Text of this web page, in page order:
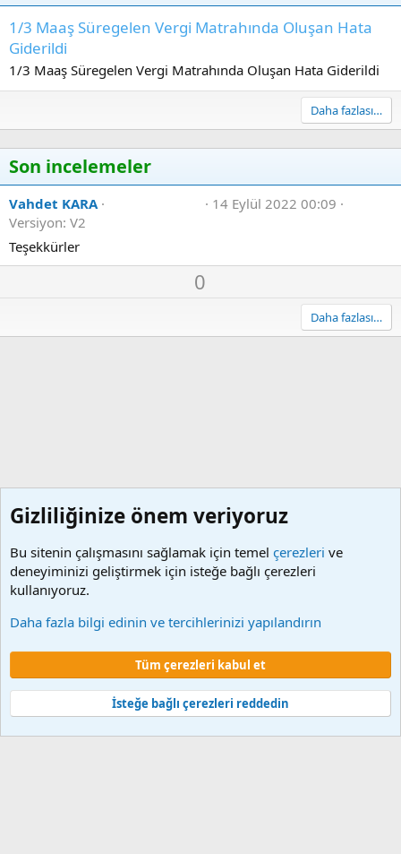
1/3 Maaş Süregelen Vergi Matrahında Oluşan Hata
Giderildi
1/3 Maaş Süregelen Vergi Matrahında Oluşan Hata Giderildi
Daha fazlası…
Son incelemeler
Vahdet KARA 5
ı
l
14 Eylül 2022 00:09
Versiyon: V2
Teşekkürler
O
a
0
n
Daha fazlası…
Çerezler
Şartlar ve kurallar
Gizlilik politikası Yardım Ana sayfa
Community platform by XenForo © 2010-2024 XenForo Ltd.
Türkçe yama 🇹🇷 [XGT] Yazılım ve web hizmetleri 2014-2024
Gizliliğinize önem veriyoruz
Bu sitenin çalışmasını sağlamak için temel çerezleri ve
deneyiminizi geliştirmek için isteğe bağlı çerezleri
kullanıyoruz.
Daha fazla bilgi edinin ve tercihlerinizi yapılandırın
Tüm çerezleri kabul et
İsteğe bağlı çerezleri reddedin